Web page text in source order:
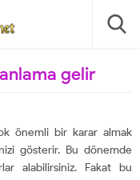
gelir
önemli bir karar almak
gösterir. Bu dönemde
alabilirsiniz. Fakat bu